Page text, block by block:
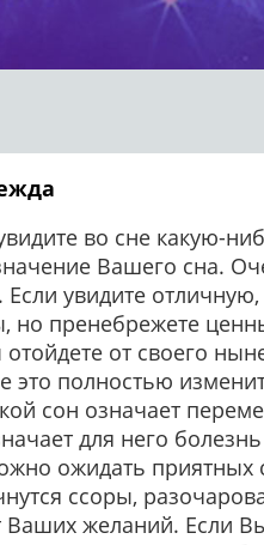
во сне какую-
Вашего сна.
Если увидите
но пренебрежете
от своего
это полностью
сон означает
для него
ожидать приятных
ссоры,
Ваших желаний. Если